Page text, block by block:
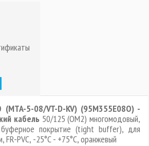
5-08/VT-D-KV) (95M355E08O) -
кабель50/125 (OM2) многомодовый,
покрытие (tight buffer), для
FR-PVC, -25°C - +75°C, оранжевый